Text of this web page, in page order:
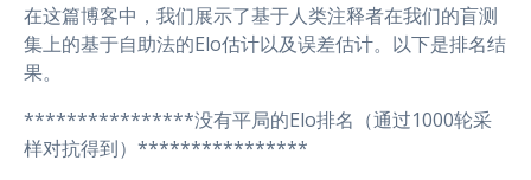
在这篇博客中，我们展示了基于人类注释者在我们的盲测
集上的基于自助法的Elo估计以及误差估计。以下是排名结
果。
****************没有平局的Elo排名（通过1000轮采
样对抗得到）****************